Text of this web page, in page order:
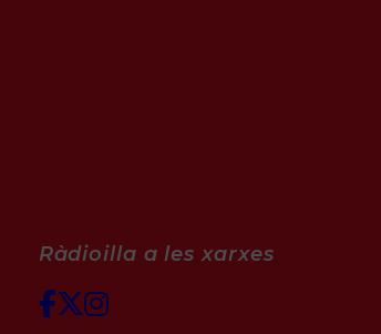
Ràdioilla a les xarxes